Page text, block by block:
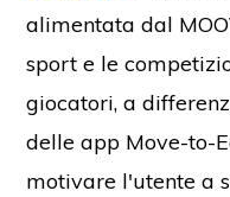
alimentata dal
sport e le
giocatori, a
delle app Move-to-
motivare l'utente a